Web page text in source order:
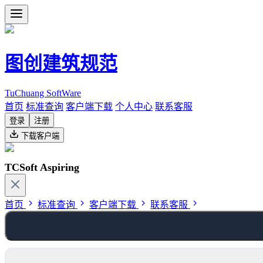
图创建筑规范
TuChuang SoftWare
首页 标准查询 客户端下载 个人中心 联系客服
登录
注册
下载客户端
TCSoft Aspiring
首页 标准查询 客户端下载 联系客服